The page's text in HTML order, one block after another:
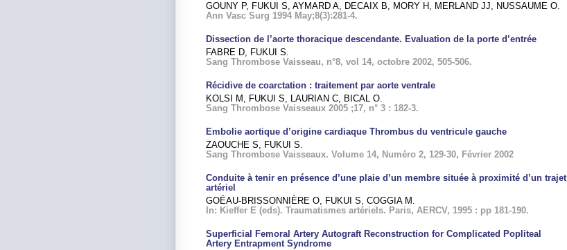
GOUNY P, FUKUI S, AYMARD A, DECAIX B, MORY H, MERLAND JJ, NUSSAUME O.
Ann Vasc Surg 1994 May;8(3):281-4.
Dissection de l’aorte thoracique descendante. Evaluation de la porte d’entrée
FABRE D, FUKUI S.
Sang Thrombose Vaisseau, n°8, vol 14, octobre 2002, 505-506.
Récidive de coarctation : traitement par aorte ventrale
KOLSI M, FUKUI S, LAURIAN C, BICAL O.
Sang Thrombose Vaisseaux 2005 ;17, n° 3 : 182-3.
Embolie aortique d’origine cardiaque Thrombus du ventricule gauche
ZAOUCHE S, FUKUI S.
Sang Thrombose Vaisseaux. Volume 14, Numéro 2, 129-30, Février 2002
Conduite à tenir en présence d’une plaie d’un membre située à proximité d’un trajet
artériel
GOËAU-BRISSONNIÈRE O, FUKUI S, COGGIA M.
In: Kieffer E (eds). Traumatismes artériels. Paris, AERCV, 1995 : pp 181-190.
Superficial Femoral Artery Autograft Reconstruction for Complicated Popliteal
Artery Entrapment Syndrome